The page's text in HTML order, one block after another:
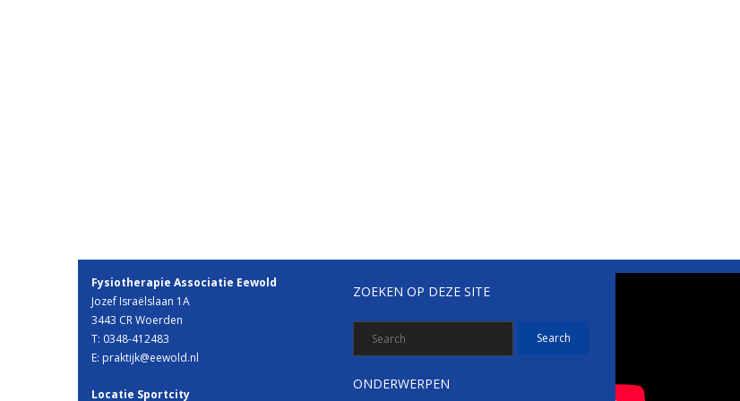
Fysiotherapie Associatie Eewold
Jozef Israëlslaan 1A
3443 CR Woerden
T: 0348-412483
E: praktijk@eewold.nl
Locatie Sportcity
ZOEKEN OP DEZE SITE
ONDERWERPEN